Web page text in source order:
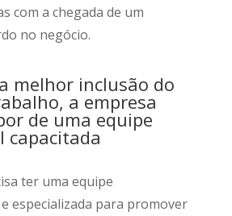
com a chegada de um
no negócio.
melhor inclusão do
a empresa
de uma equipe
capacitada
ter uma equipe
especializada para promover